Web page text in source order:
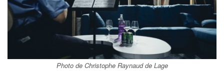
Photo de Christophe Raynaud de Lage